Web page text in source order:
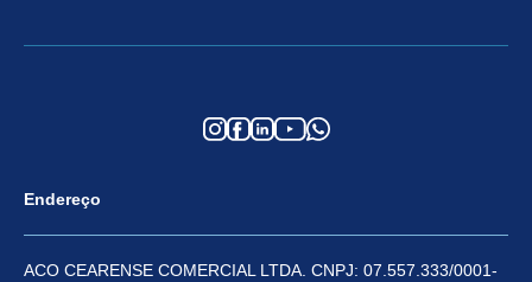
Endereço
ACO CEARENSE COMERCIAL LTDA. CNPJ: 07.557.333/0001-